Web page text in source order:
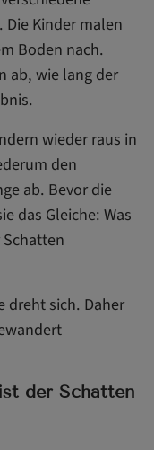
Die Kinder malen
Boden nach.
ab, wie lang der
wieder raus in
den
ab. Bevor die
das Gleiche: Was
dreht sich. Daher
der Schatten